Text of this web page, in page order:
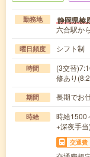
勤務地 静岡県榛
六合駅か
曜日頻度 シフト制
時間
(3交替
修あり
期間 長期でお
時給
時給1500
+深夜手当)
交通費